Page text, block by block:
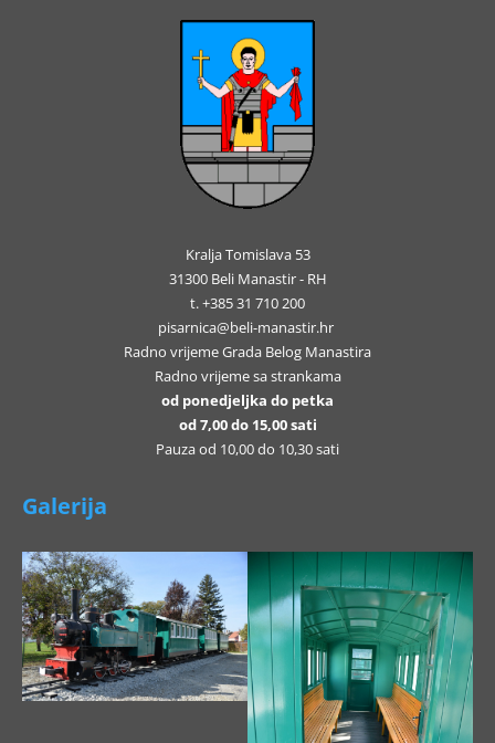
Kralja Tomislava 53
31300 Beli Manastir - RH
t. +385 31 710 200
pisarnica@beli-manastir.hr
Radno vrijeme Grada Belog Manastira
Radno vrijeme sa strankama
od ponedjeljka do petka
od 7,00 do 15,00 sati
Pauza od 10,00 do 10,30 sati
Galerija